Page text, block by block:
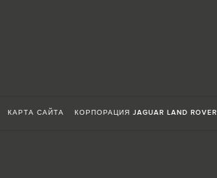
КАРТА САЙТА КОРПОРАЦИЯ JAGUAR LAND ROVER